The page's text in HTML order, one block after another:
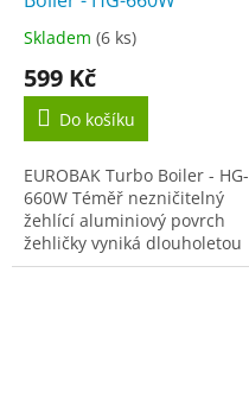
A
Průměrné
produktu
3,5
5
hvězdiček.
Skladem (6 ks)
599 Kč
Do košíku
EUROBAK Turbo Boiler - HG-
660W Téměř nezničitelný
žehlící aluminiový povrch
žehličky vyniká dlouholetou
životností proti